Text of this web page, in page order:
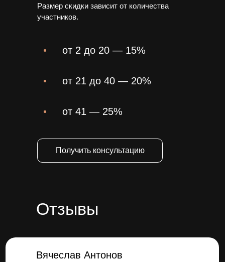
Получить консультацию
Размер скидки зависит от количества
участников.
от 2 до 20 — 15%
от 21 до 40 — 20%
от 41 — 25%
Отзывы
Вячеслав Антонов